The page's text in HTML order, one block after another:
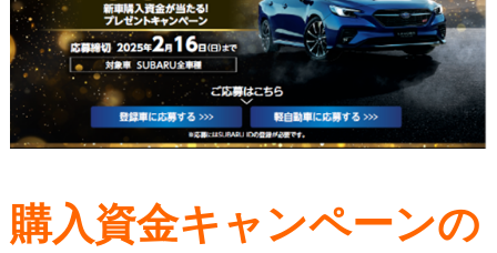
購入資金キャンペーンの